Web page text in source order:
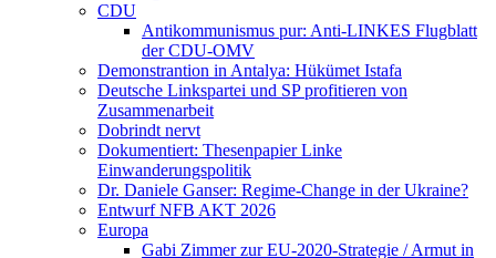
CDU
Antikommunismus pur: Anti-LINKES Flugblatt
der CDU-OMV
Demonstrantion in Antalya: Hükümet Istafa
Deutsche Linkspartei und SP profitieren von
Zusammenarbeit
Dobrindt nervt
Dokumentiert: Thesenpapier Linke
Einwanderungspolitik
Dr. Daniele Ganser: Regime-Change in der Ukraine?
Entwurf NFB AKT 2026
Europa
Gabi Zimmer zur EU-2020-Strategie / Armut in